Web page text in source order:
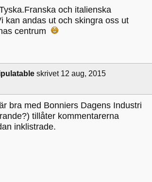
och italienska
kan andas ut och skingra oss ut
centrum
skrivet 12 aug, 2015
bra med Bonniers Dagens Industri
tillåter kommentarerna
inklistrade.